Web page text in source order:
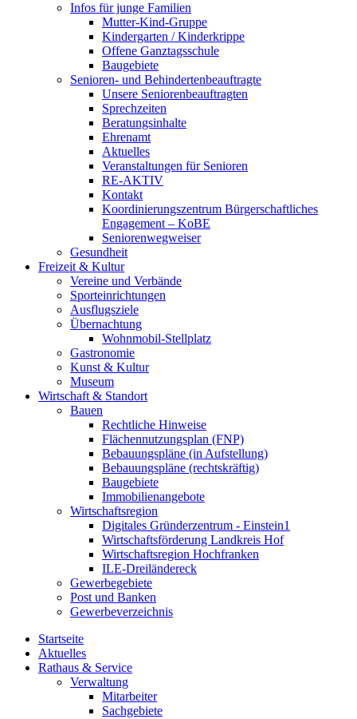
Infos für junge Familien
Mutter-Kind-Gruppe
Kindergarten / Kinderkrippe
Offene Ganztagsschule
Baugebiete
Senioren- und Behindertenbeauftragte
Unsere Seniorenbeauftragten
Sprechzeiten
Beratungsinhalte
Ehrenamt
Aktuelles
Veranstaltungen für Senioren
RE-AKTIV
Kontakt
Koordinierungszentrum Bürgerschaftliches
Engagement – KoBE
Seniorenwegweiser
Gesundheit
Freizeit & Kultur
Vereine und Verbände
Sporteinrichtungen
Ausflugsziele
Übernachtung
Wohnmobil-Stellplatz
Gastronomie
Kunst & Kultur
Museum
Wirtschaft & Standort
Bauen
Rechtliche Hinweise
Flächennutzungsplan (FNP)
Bebauungspläne (in Aufstellung)
Bebauungspläne (rechtskräftig)
Baugebiete
Immobilienangebote
Wirtschaftsregion
Digitales Gründerzentrum - Einstein1
Wirtschaftsförderung Landkreis Hof
Wirtschaftsregion Hochfranken
ILE-Dreiländereck
Gewerbegebiete
Post und Banken
Gewerbeverzeichnis
Startseite
Aktuelles
Rathaus & Service
Verwaltung
Mitarbeiter
Sachgebiete